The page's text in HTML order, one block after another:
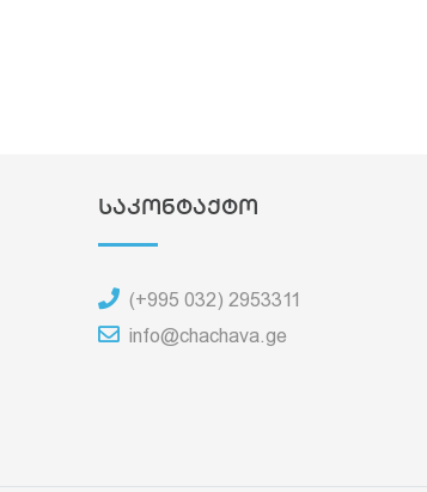
საკონტაქტო
(+995 032) 2953311
info@chachava.ge